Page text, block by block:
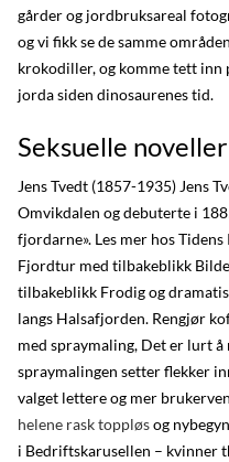
gårder og jordbruksareal
og vi fikk se de samme
krokodiller, og komme tett inn
jorda siden dinosaurenes tid.
Seksuelle
Jens Tvedt (1857-1935) Jens
Omvikdalen og debuterte i
fjordarne». Les mer hos
Fjordtur med tilbakeblikk
tilbakeblikk Frodig og
langs Halsafjorden. Rengjør
med spraymaling, Det er lurt
spraymalingen setter flekker
valget lettere og mer
helene rask toppløsog
i Bedriftskarusellen – kvinner